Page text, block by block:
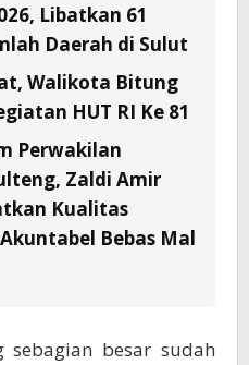
Libatkan 61
Daerah di Sulut
Walikota Bitung
HUT RI Ke 81
Perwakilan
Zaldi Amir
Kualitas
Bebas Mal
sebagian besar sudah